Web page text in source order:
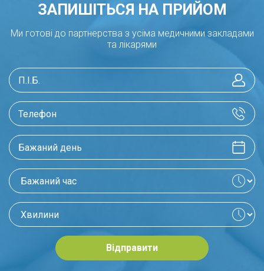
ЗАПИШІТЬСЯ НА ПРИЙОМ
Ми готові до партнерства з усіма медичними закладами
та лікарями
Відправити